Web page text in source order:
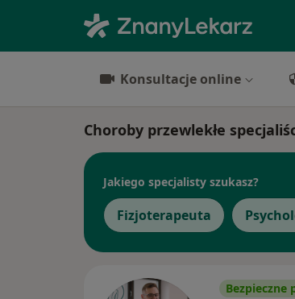
Konsultacje online
Choroby przewlekłe
Jakiego specjalisty szukasz?
Fizjoterapeuta
Bezpieczne